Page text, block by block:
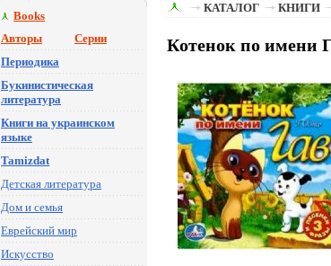
Books
Авторы
Серии
Периодика
Букинистическая
литература
Книги на украинском
языке
Tamizdat
Детская литература
Дом и семья
Еврейский мир
Искусство
КАТАЛОГ КНИГИ
Котенок по имени